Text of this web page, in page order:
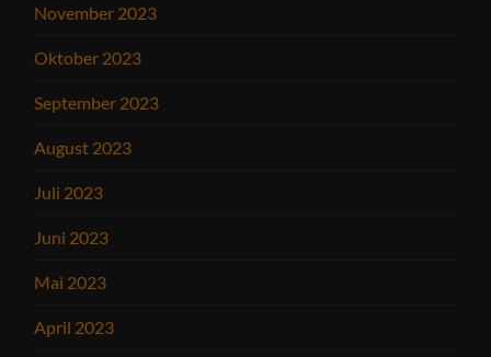
November 2023
Oktober 2023
September 2023
August 2023
Juli 2023
Juni 2023
Mai 2023
April 2023